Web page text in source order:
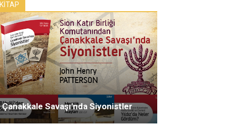
KİTAP
Çanakkale Savaşı'nda Siyonistler